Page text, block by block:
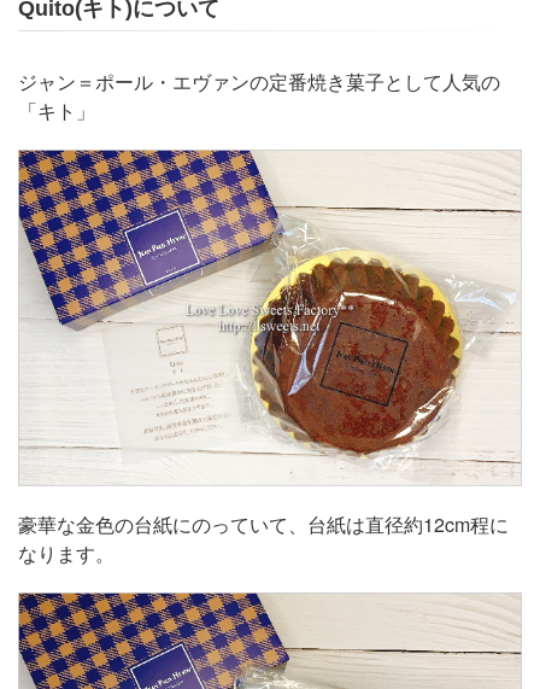
Quito(キト)について
ジャン＝ポール・エヴァンの定番焼き菓子として人気の
「キト」
豪華な金色の台紙にのっていて、台紙は直径約12cm程に
なります。